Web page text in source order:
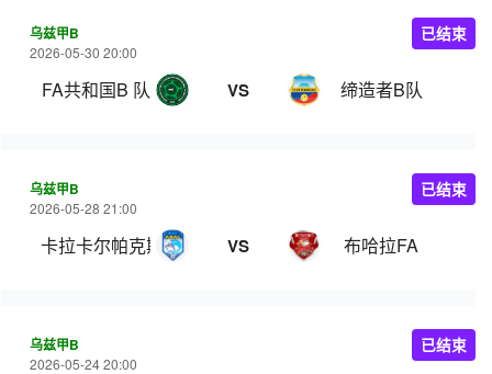
乌兹甲B
2026-05-30 20:00
FA共和国B 队 VS 缔造者B队
已结束
乌兹甲B
2026-05-28 21:00
卡拉卡尔帕克斯坦FA VS 布哈拉FA
已结束
乌兹甲B
2026-05-24 20:00
已结束